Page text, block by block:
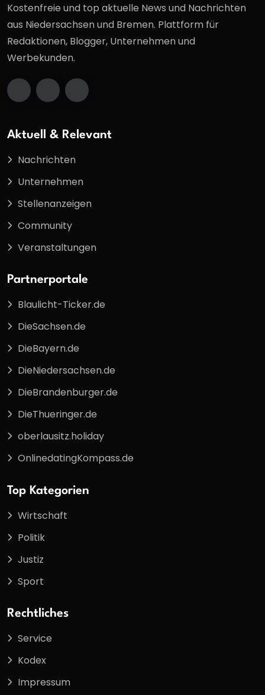
Kostenfreie und top aktuelle News und Nachrichten
aus Niedersachsen und Bremen. Plattform für
Redaktionen, Blogger, Unternehmen und
Werbekunden.
Aktuell & Relevant
Nachrichten
Unternehmen
Stellenanzeigen
Community
Veranstaltungen
Partnerportale
Blaulicht-Ticker.de
DieSachsen.de
DieBayern.de
DieNiedersachsen.de
DieBrandenburger.de
DieThueringer.de
oberlausitz.holiday
OnlinedatingKompass.de
Top Kategorien
Wirtschaft
Politik
Justiz
Sport
Rechtliches
Service
Kodex
Impressum